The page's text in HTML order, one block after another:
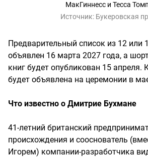
МакГиннесс и Тесса
Источник: Букеровская
Предварительный список из 12 или
объявлен 16 марта 2027 года, а
книг будет опубликован 15 апреля.
будет объявлена ​​на церемонии в
Что известно о Дмитрие Бухмане
41-летний британский
происхождения и сооснователь
Игорем) компании-разработчика